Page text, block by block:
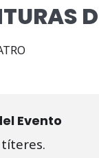
Evento